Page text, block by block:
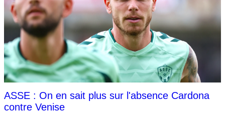
ASSE : On en sait plus sur l'absence Cardona
contre Venise